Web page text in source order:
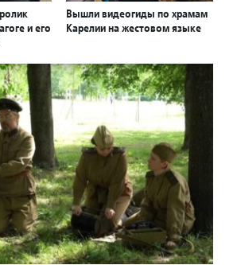
и его
Вышли видеогиды по храмам
Карелии на жестовом языке